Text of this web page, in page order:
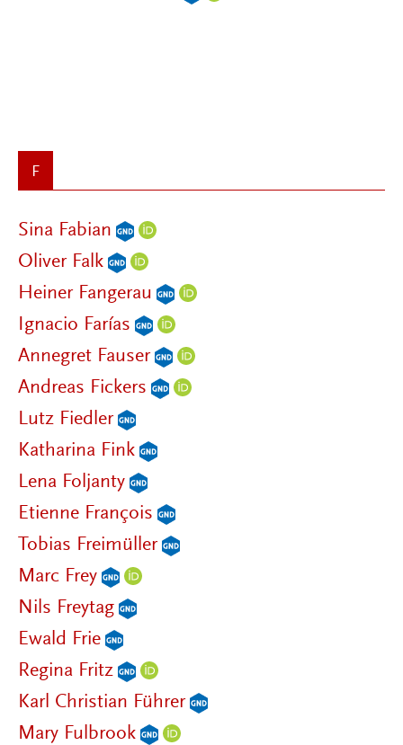
F
Sina Fabian
Oliver Falk
Heiner Fangerau
Ignacio Farías
Annegret Fauser
Andreas Fickers
Lutz Fiedler
Katharina Fink
Lena Foljanty
Etienne François
Tobias Freimüller
Marc Frey
Nils Freytag
Ewald Frie
Regina Fritz
Karl Christian Führer
Mary Fulbrook